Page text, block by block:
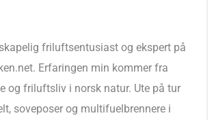
friluftsentusiast og ekspert på
Erfaringen min kommer fra
og friluftsliv i norsk natur. Ute på tur
soveposer og multifuelbrennere i